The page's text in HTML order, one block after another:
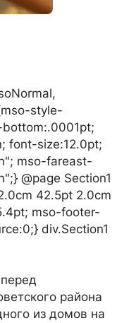
style-
font-size:12.0pt;
mso-fareast-
@page Section1
42.5pt 2.0cm
mso-footer-
div.Section1
района
из домов на